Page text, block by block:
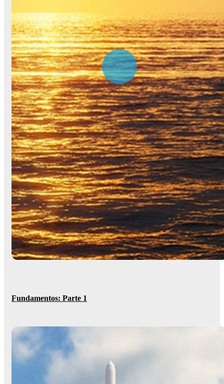
Fundamentos: Parte 1